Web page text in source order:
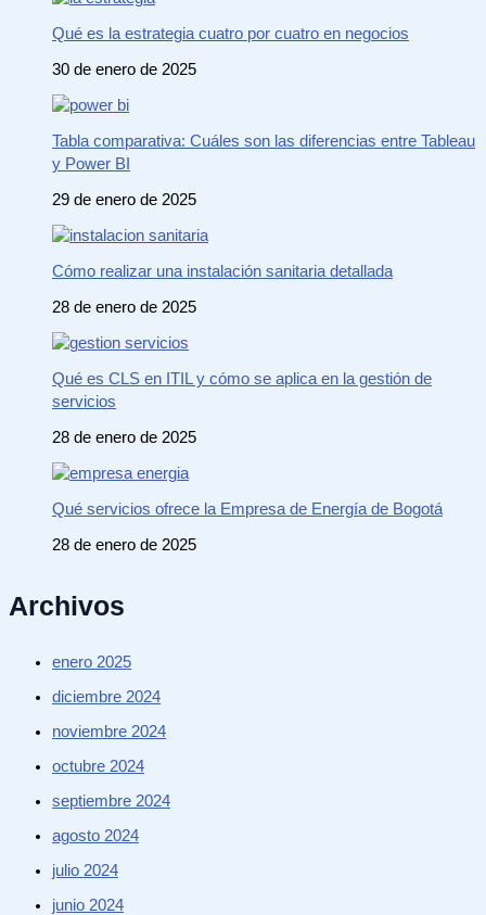
Qué es la estrategia cuatro por cuatro en negocios
30 de enero de 2025
Tabla comparativa: Cuáles son las diferencias entre Tableau
y Power BI
29 de enero de 2025
Cómo realizar una instalación sanitaria detallada
28 de enero de 2025
Qué es CLS en ITIL y cómo se aplica en la gestión de
servicios
28 de enero de 2025
Qué servicios ofrece la Empresa de Energía de Bogotá
28 de enero de 2025
Archivos
enero 2025
diciembre 2024
noviembre 2024
octubre 2024
septiembre 2024
agosto 2024
julio 2024
junio 2024